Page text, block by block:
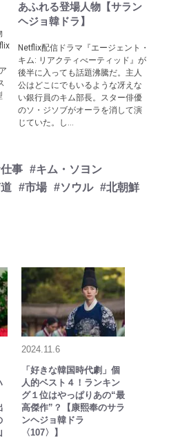
あふれる登場人物【サラン
ヘジョ韓ドラ】
Netflix配信ドラマ『エージェント・
キム: リアクティべーティッド』が
後半に入っても話題沸騰だ。主人
公はどこにでもいるような冴えな
い銀行員のキム部長。スター俳優
のソ・ジソブがオーラを消して演
じていた。し...
事 #キム・ソヨン
#市場 #ソウル #北朝鮮
2024.11.6
「好きな韓国時代劇」個
人的ベスト４！ランキン
グ１位はやっぱりあの“最
高傑作”？【康熙奉のサラ
ンヘジョ韓ドラ
〈107〉】